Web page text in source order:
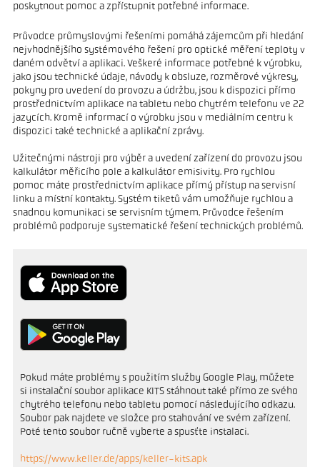
poskytnout pomoc a zpřístupnit potřebné informace.
Průvodce průmyslovými řešeními pomáhá zájemcům při hledání
nejvhodnějšího systémového řešení pro optické měření teploty v
daném odvětví a aplikaci. Veškeré informace potřebné k výrobku,
jako jsou technické údaje, návody k obsluze, rozměrové výkresy,
pokyny pro uvedení do provozu a údržbu, jsou k dispozici přímo
prostřednictvím aplikace na tabletu nebo chytrém telefonu ve 22
jazycích. Kromě informací o výrobku jsou v mediálním centru k
dispozici také technické a aplikační zprávy.
Užitečnými nástroji pro výběr a uvedení zařízení do provozu jsou
kalkulátor měřicího pole a kalkulátor emisivity. Pro rychlou
pomoc máte prostřednictvím aplikace přímý přístup na servisní
linku a místní kontakty. Systém tiketů vám umožňuje rychlou a
snadnou komunikaci se servisním týmem. Průvodce řešením
problémů podporuje systematické řešení technických problémů.
Pokud máte problémy s použitím služby Google Play, můžete
si instalační soubor aplikace KITS stáhnout také přímo ze svého
chytrého telefonu nebo tabletu pomocí následujícího odkazu.
Soubor pak najdete ve složce pro stahování ve svém zařízení.
Poté tento soubor ručně vyberte a spusťte instalaci.
https://www.keller.de/apps/keller-kits.apk